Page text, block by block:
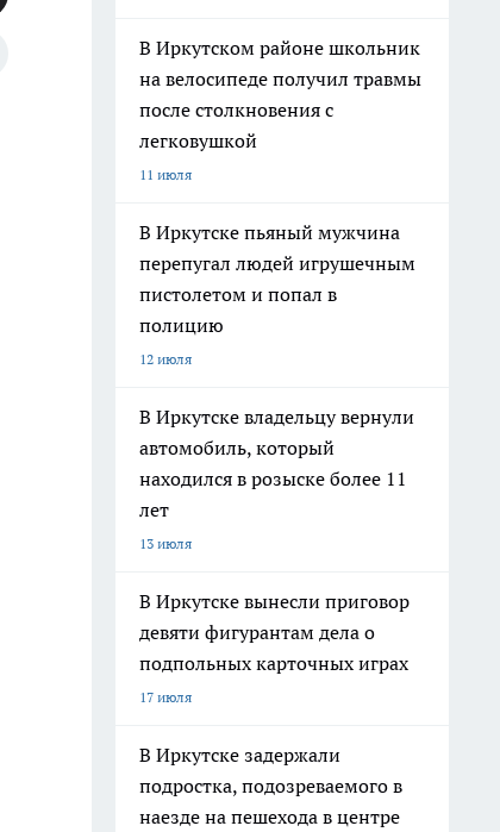
В Иркутском районе школьник
на велосипеде получил травмы
после столкновения с
легковушкой
11 июля
В Иркутске пьяный мужчина
перепугал людей игрушечным
пистолетом и попал в
полицию
12 июля
В Иркутске владельцу вернули
автомобиль, который
находился в розыске более 11
лет
13 июля
В Иркутске вынесли приговор
девяти фигурантам дела о
подпольных карточных играх
17 июля
В Иркутске задержали
подростка, подозреваемого в
наезде на пешехода в центре